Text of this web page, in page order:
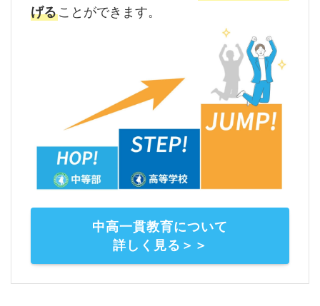
げることができます。
中高一貫教育について
詳しく見る＞＞